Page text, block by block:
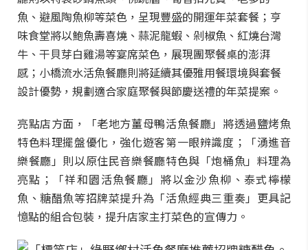
魚、避風陶魚柳等菜色，呈現豐盛的開運年菜套餐；亨
味食堂將以鮑魚壽喜燒、蒜泥龍蝦、剁椒魚、紅燒台灣
牛、干貝芽白雞湯等宴席菜色，展現團聚餐桌的澎湃
感；小橋流水活魚餐廳則將延續其優雅用餐環境與套餐
設計優勢，規劃適合家庭聚餐與節慶送禮的年菜提案。
亮點店方面，「老地方薑母鴨活魚餐廳」將透過鹽烤魚
特色料理擺盤優化，強化遊客第一眼辨識度；「湧進音
樂餐廳」則以原住民音樂餐廳特色與「炮桶魚」料理為
亮點；「祥和園活魚餐廳」將以金沙魚柳、泰式檸檬
魚、糖醋魚等招牌菜提升為「活魚經典三重奏」更具記
憶點的組合包裝，提升店家主打菜色的宣傳力。